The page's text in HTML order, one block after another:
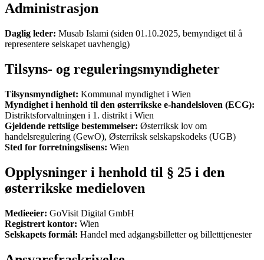
Administrasjon
Daglig leder: Musab Islami (siden 01.10.2025, bemyndiget til å
representere selskapet uavhengig)
Tilsyns- og reguleringsmyndigheter
Tilsynsmyndighet: Kommunal myndighet i Wien
Myndighet i henhold til den østerrikske e-handelsloven (ECG):
Distriktsforvaltningen i 1. distrikt i Wien
Gjeldende rettslige bestemmelser: Østerriksk lov om
handelsregulering (GewO), Østerriksk selskapskodeks (UGB)
Sted for forretningslisens: Wien
Opplysninger i henhold til § 25 i den
østerrikske medieloven
Medieeier: GoVisit Digital GmbH
Registrert kontor: Wien
Selskapets formål: Handel med adgangsbilletter og billetttjenester